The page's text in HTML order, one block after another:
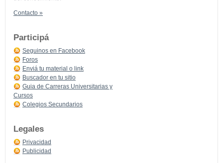
Contacto »
Participá
Seguinos en Facebook
Foros
Enviá tu material o link
Buscador en tu sitio
Guia de Carreras Universitarias y
Cursos
Colegios Secundarios
Legales
Privacidad
Publicidad